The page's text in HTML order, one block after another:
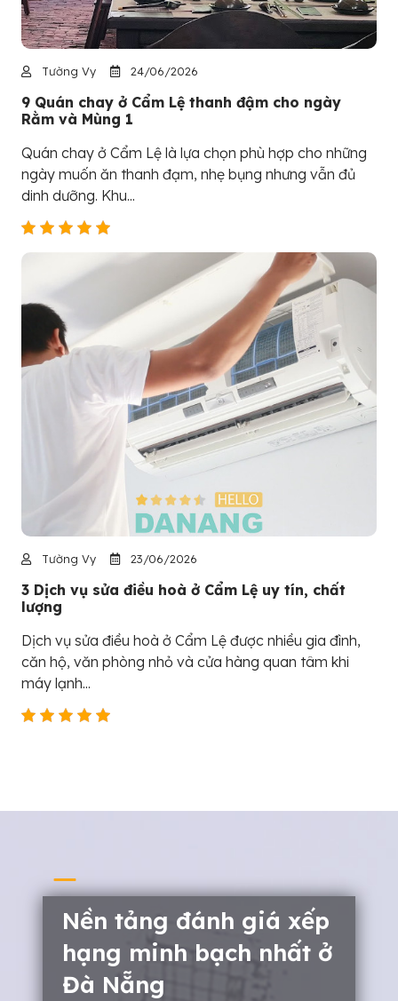
Tường Vy 24/06/2026
9 Quán chay ở Cẩm Lệ thanh đậm cho ngày
Rằm và Mùng 1
Quán chay ở Cẩm Lệ là lựa chọn phù hợp cho những
ngày muốn ăn thanh đạm, nhẹ bụng nhưng vẫn đủ
dinh dưỡng. Khu...
Tường Vy 23/06/2026
3 Dịch vụ sửa điều hoà ở Cẩm Lệ uy tín, chất
lượng
Dịch vụ sửa điều hoà ở Cẩm Lệ được nhiều gia đình,
căn hộ, văn phòng nhỏ và cửa hàng quan tâm khi
máy lạnh...
Nền tảng đánh giá xếp
hạng minh bạch nhất ở
Đà Nẵng